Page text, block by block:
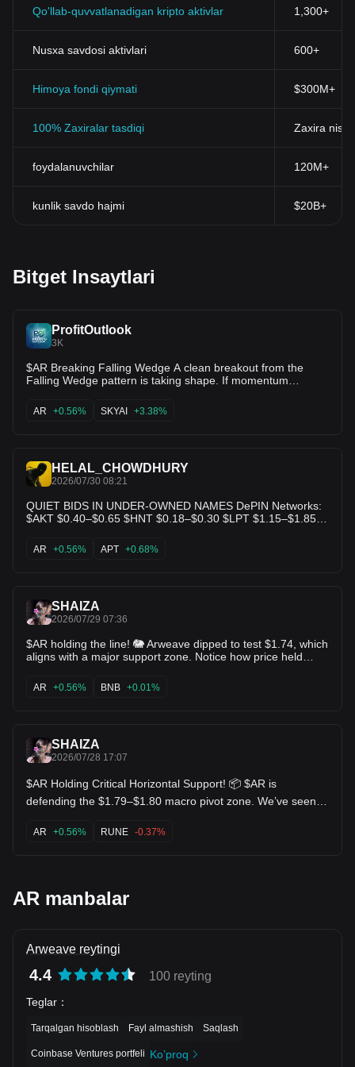
Qo'llab-quvvatlanadigan kripto aktivlar 1,300+
Nusxa savdosi aktivlari 600+
Himoya fondi qiymati $300M+
100% Zaxiralar tasdiqi Zaxira
foydalanuvchilar 120M+
kunlik savdo hajmi $20B+
Bitget Insaytlari
ProfitOutlook
3K
$AR Breaking Falling Wedge A clean breakout from the
Falling Wedge pattern is taking shape. If momentum
target, with the potential for even higher levels in the coming
sessions. 👀 Keep this one on your watchlist—price action is
AR +0.56% SKYAI +3.38%
HELAL_CHOWDHURY
2026/07/30 08:21
QUIET BIDS IN UNDER-OWNED NAMES DePIN Networks:
$AKT $0.40–$0.65 $HNT $0.18–$0.30 $LPT $1.15–$1.85
High-Performance L1s: $APT $0.50–$0.80 $INJ $4.50–
$6.50 Market structure remains compressed with capital
AR +0.56% APT +0.68%
SHAIZA
2026/07/29 07:36
$AR holding the line! 🐘 Arweave dipped to test $1.74, which
aligns with a major support zone. Notice how price held
structural strength right there. Volume is steady, and a push
back above $2.00 will flip momentum back to full bullish.
AR +0.56% BNB +0.01%
SHAIZA
2026/07/28 17:07
$AR Holding Critical Horizontal Support! 📦 $AR is
defending the $1.79–$1.80 macro pivot zone. We’ve seen
drive prices past $2.79. Sellers are losing strength at these
discount levels! 🚀 $RUNE
AR +0.56% RUNE -0.37%
AR manbalar
Arweave reytingi
4.4 100 reyting
Teglar ：
Tarqalgan hisoblash Fayl almashish Saqlash
Coinbase Ventures portfeli Ko’proq